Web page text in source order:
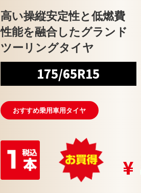
高い操縦安定性と低燃費
性能を融合したグランド
ツーリングタイヤ
175/65R15
おすすめ乗用車用タイヤ